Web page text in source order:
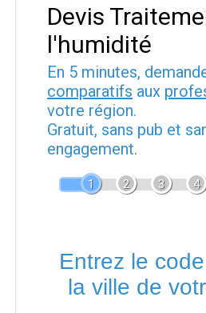
Devis
l'humidité
En 5 minutes,
comparatifs aux
votre région.
Gratuit, sans pub et
engagement.
1 2 3 4
Entrez le
la ville de